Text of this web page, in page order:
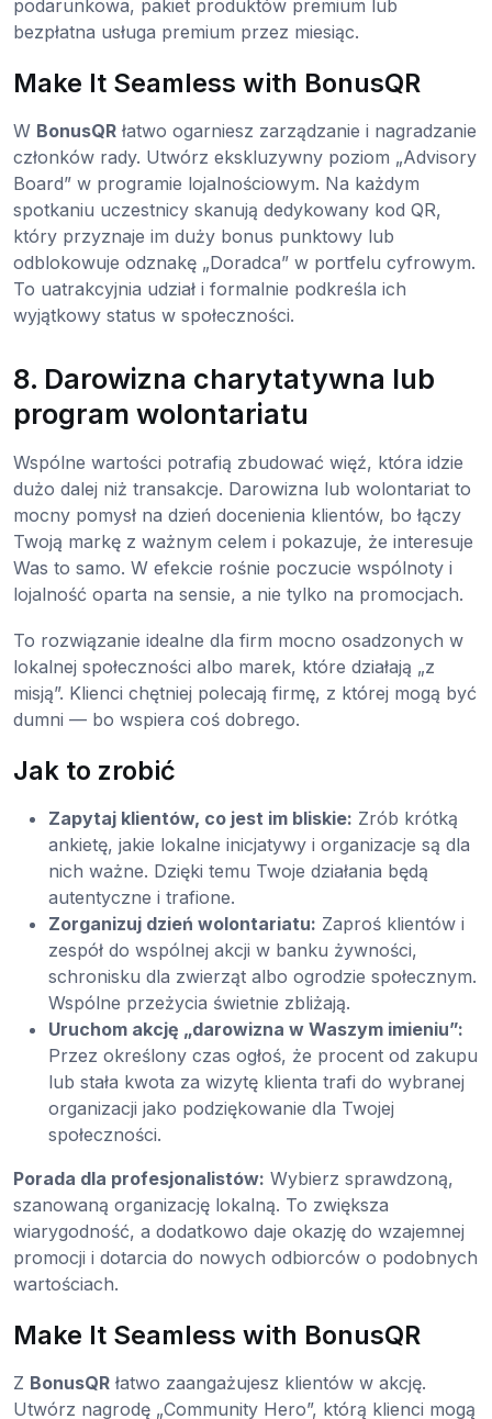
podarunkowa, pakiet produktów premium lub
bezpłatna usługa premium przez miesiąc.
Make It Seamless with BonusQR
W BonusQR łatwo ogarniesz zarządzanie i nagradzanie
członków rady. Utwórz ekskluzywny poziom „Advisory
Board” w programie lojalnościowym. Na każdym
spotkaniu uczestnicy skanują dedykowany kod QR,
który przyznaje im duży bonus punktowy lub
odblokowuje odznakę „Doradca” w portfelu cyfrowym.
To uatrakcyjnia udział i formalnie podkreśla ich
wyjątkowy status w społeczności.
8. Darowizna charytatywna lub
program wolontariatu
Wspólne wartości potrafią zbudować więź, która idzie
dużo dalej niż transakcje. Darowizna lub wolontariat to
mocny pomysł na dzień docenienia klientów, bo łączy
Twoją markę z ważnym celem i pokazuje, że interesuje
Was to samo. W efekcie rośnie poczucie wspólnoty i
lojalność oparta na sensie, a nie tylko na promocjach.
To rozwiązanie idealne dla firm mocno osadzonych w
lokalnej społeczności albo marek, które działają „z
misją”. Klienci chętniej polecają firmę, z której mogą być
dumni — bo wspiera coś dobrego.
Jak to zrobić
Zapytaj klientów, co jest im bliskie: Zrób krótką
ankietę, jakie lokalne inicjatywy i organizacje są dla
nich ważne. Dzięki temu Twoje działania będą
autentyczne i trafione.
Zorganizuj dzień wolontariatu: Zaproś klientów i
zespół do wspólnej akcji w banku żywności,
schronisku dla zwierząt albo ogrodzie społecznym.
Wspólne przeżycia świetnie zbliżają.
Uruchom akcję „darowizna w Waszym imieniu”:
Przez określony czas ogłoś, że procent od zakupu
lub stała kwota za wizytę klienta trafi do wybranej
organizacji jako podziękowanie dla Twojej
społeczności.
Porada dla profesjonalistów: Wybierz sprawdzoną,
szanowaną organizację lokalną. To zwiększa
wiarygodność, a dodatkowo daje okazję do wzajemnej
promocji i dotarcia do nowych odbiorców o podobnych
wartościach.
Make It Seamless with BonusQR
Z BonusQR łatwo zaangażujesz klientów w akcję.
Utwórz nagrodę „Community Hero”, którą klienci mogą